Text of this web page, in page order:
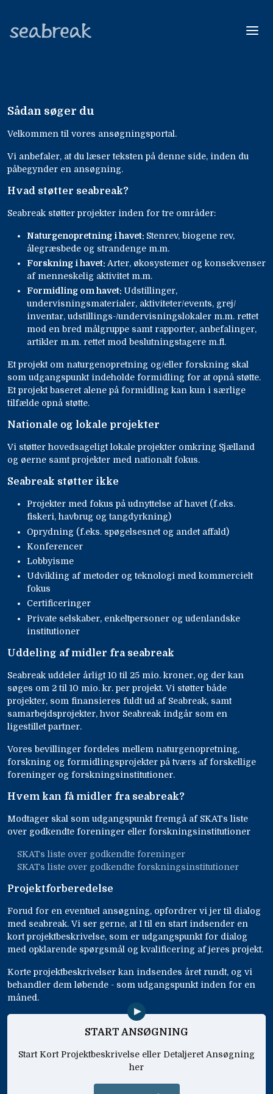
seabreak
DK EN
Sådan søger du
Velkommen til vores ansøgningsportal.
Vi anbefaler, at du læser teksten på denne side, inden du
påbegynder en ansøgning.
Hvad støtter seabreak?
Seabreak støtter projekter inden for tre områder:
Naturgenopretning i havet: Stenrev, biogene rev,
ålegræsbede og strandenge m.m.
Forskning i havet: Arter, økosystemer og konsekvenser
af menneskelig aktivitet m.m.
Formidling om havet: Udstillinger,
undervisningsmaterialer, aktiviteter/events, grej/
inventar, udstillings-/undervisningslokaler m.m. rettet
mod en bred målgruppe samt rapporter, anbefalinger,
artikler m.m. rettet mod beslutningstagere m.fl.
Et projekt om naturgenopretning og/eller forskning skal
som udgangspunkt indeholde formidling for at opnå støtte.
Et projekt baseret alene på formidling kan kun i særlige
tilfælde opnå støtte.
Nationale og lokale projekter
Vi støtter hovedsageligt lokale projekter omkring Sjælland
og øerne samt projekter med nationalt fokus.
Seabreak støtter ikke
Projekter med fokus på udnyttelse af havet (f.eks.
fiskeri, havbrug og tangdyrkning)
Oprydning (f.eks. spøgelsesnet og andet affald)
Konferencer
Lobbyisme
Udvikling af metoder og teknologi med kommercielt
fokus
Certificeringer
Private selskaber, enkeltpersoner og udenlandske
institutioner
Uddeling af midler fra seabreak
Seabreak uddeler årligt 10 til 25 mio. kroner, og der kan
søges om 2 til 10 mio. kr. per projekt. Vi støtter både
projekter, som finansieres fuldt ud af Seabreak, samt
samarbejdsprojekter, hvor Seabreak indgår som en
ligestillet partner.
Vores bevillinger fordeles mellem naturgenopretning,
forskning og formidlingsprojekter på tværs af forskellige
foreninger og forskningsinstitutioner.
Hvem kan få midler fra seabreak?
Modtager skal som udgangspunkt fremgå af SKATs liste
over godkendte foreninger eller forskningsinstitutioner
SKATs liste over godkendte foreninger
SKATs liste over godkendte forskningsinstitutioner
Projektforberedelse
Forud for en eventuel ansøgning, opfordrer vi jer til dialog
med seabreak. Vi ser gerne, at I til en start indsender en
kort projektbeskrivelse, som er udgangspunkt for dialog
med opklarende spørgsmål og kvalificering af jeres projekt.
Korte projektbeskrivelser kan indsendes året rundt, og vi
behandler dem løbende - som udgangspunkt inden for en
måned.
START ANSØGNING
Start Kort Projektbeskrivelse eller Detaljeret Ansøgning
her